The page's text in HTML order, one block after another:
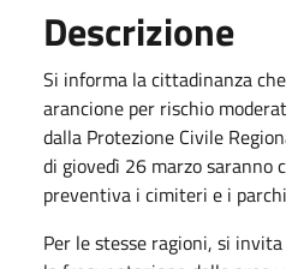
Descrizione
Si informa la cittadinanza
arancione per rischio
dalla Protezione Civile
di giovedì 26 marzo saranno
preventiva i cimiteri e i
Per le stesse ragioni, si